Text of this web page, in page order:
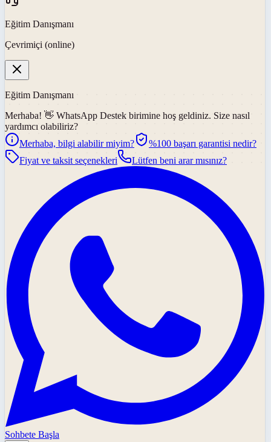
Eğitim Danışmanı
Çevrimiçi (online)
Eğitim Danışmanı
Merhaba! 👋 WhatsApp Destek birimine hoş geldiniz. Size nasıl
yardımcı olabiliriz?
Merhaba, bilgi alabilir miyim?
%100 başarı garantisi nedir?
Fiyat ve taksit seçenekleri
Lütfen beni arar mısınız?
Sohbete Başla